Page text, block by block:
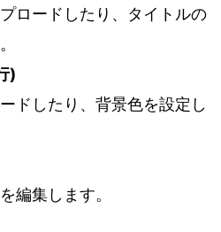
ロードしたり、タイトルの
)
ドしたり、背景色を設定し
編集します。